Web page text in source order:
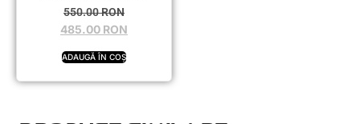
550.00RON
485.00 RON
ADAUGĂ ÎN COȘ